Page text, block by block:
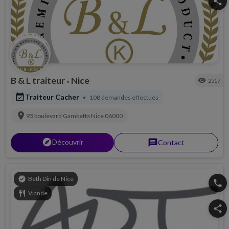
B & L traiteur • Nice visibility 2517
event_availableTraiteur Cacher • 108 demandes effectués
location_on 93 boulevard Gambetta Nice 06000
explorerDécouvrir messageContact
verified Beth Din de Nice
restaurant Viande
phone
share